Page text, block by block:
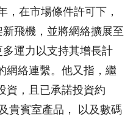
，在市場條件許可下，
飛機，並將網絡擴展至
運力以支持其增長計
網絡連繫。他又指，繼
資，且已承諾投資約
貴賓室產品， 以及數碼